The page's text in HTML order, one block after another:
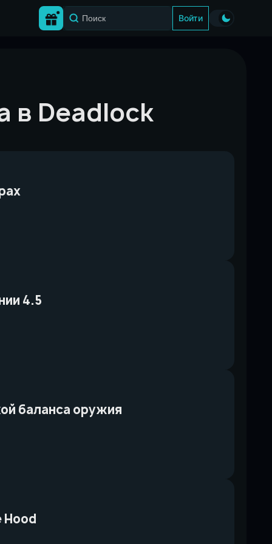
Войти
в Deadlock
4.5
баланса оружия
Hood